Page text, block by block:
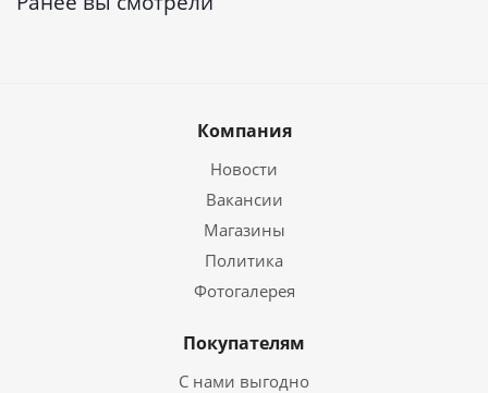
Компания
Новости
Вакансии
Магазины
Политика
Фотогалерея
Покупателям
С нами выгодно